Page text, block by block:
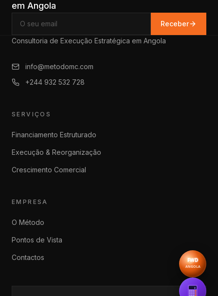
em Angola
Receber
Consultoria de Execução Estratégica em Angola
info@metodomc.com
+244 932 532 728
SERVIÇOS
Financiamento Estruturado
Execução & Reorganização
Crescimento Comercial
EMPRESA
O Método
Pontos de Vista
Contactos FWD
ANGOLA
$